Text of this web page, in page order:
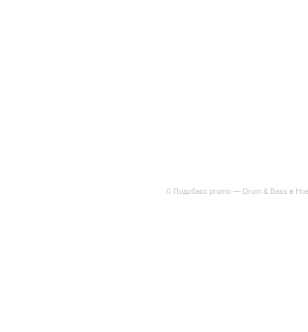
© Подобасс promo — Drum & Bass в